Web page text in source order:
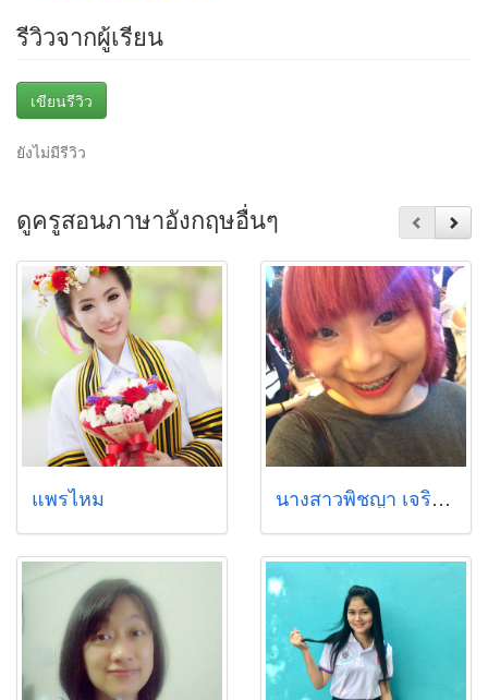
รีวิวจากผู้เรียน
เขียนรีวิว
ยังไม่มีรีวิว
ดูครูสอนภาษาอังกฤษอื่นๆ
แพรไหม นางสาวพิชญา เจริญชัย